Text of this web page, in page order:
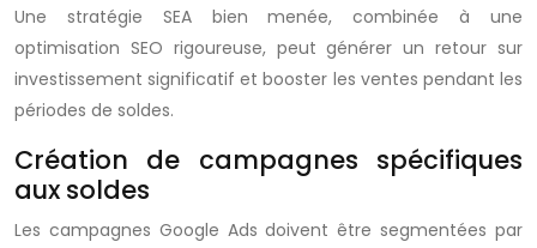
Une stratégie SEA bien menée, combinée à une
optimisation SEO rigoureuse, peut générer un retour sur
investissement significatif et booster les ventes pendant les
périodes de soldes.
Création de campagnes spécifiques
aux soldes
Les campagnes Google Ads doivent être segmentées par